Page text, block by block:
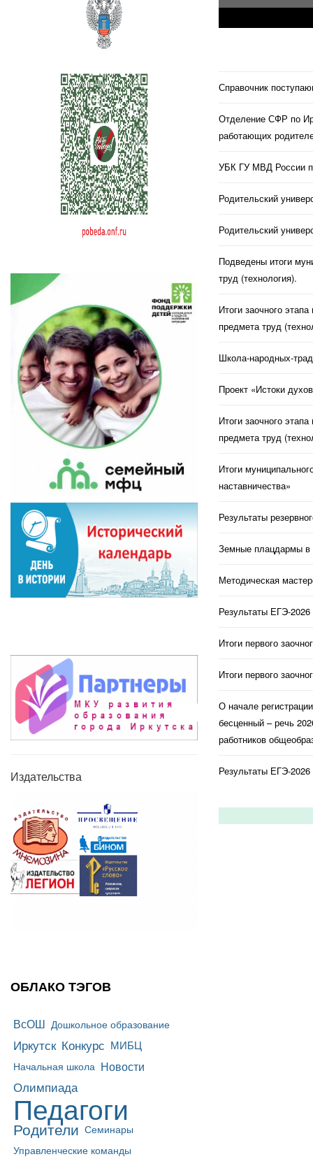
Издательства
ОБЛАКО ТЭГОВ
ВсОШ Дошкольное образование
Иркутск Конкурс МИБЦ
Начальная школа Новости
Олимпиада
Педагоги
Родители Семинары
Управленческие команды
Справочник
Отделение СФР по
работающих
УБК ГУ МВД России
Родительский
Родительский
Подведены итоги
труд (технология).
Итоги заочного
предмета труд
Школа-народных-
Проект «Истоки
Итоги заочного
предмета труд
Итоги
наставничества»
Результаты
Земные плацдармы в
Методическая
Результаты ЕГЭ-
Итоги первого
Итоги первого
О начале
бесценный – речь
работников
Результаты ЕГЭ-